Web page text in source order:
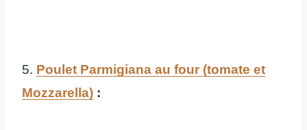
5. Poulet Parmigiana au four (tomate et
Mozzarella) :